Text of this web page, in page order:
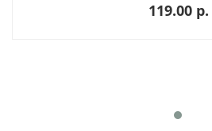
119.00 p.